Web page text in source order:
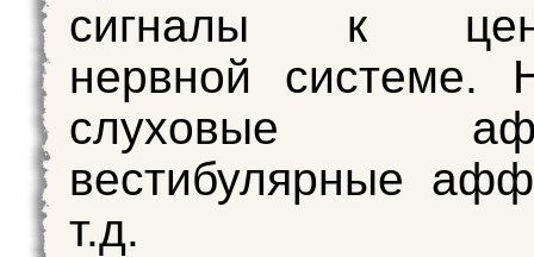
сигналы к
нервной системе.
слуховые
вестибулярные
т.д.